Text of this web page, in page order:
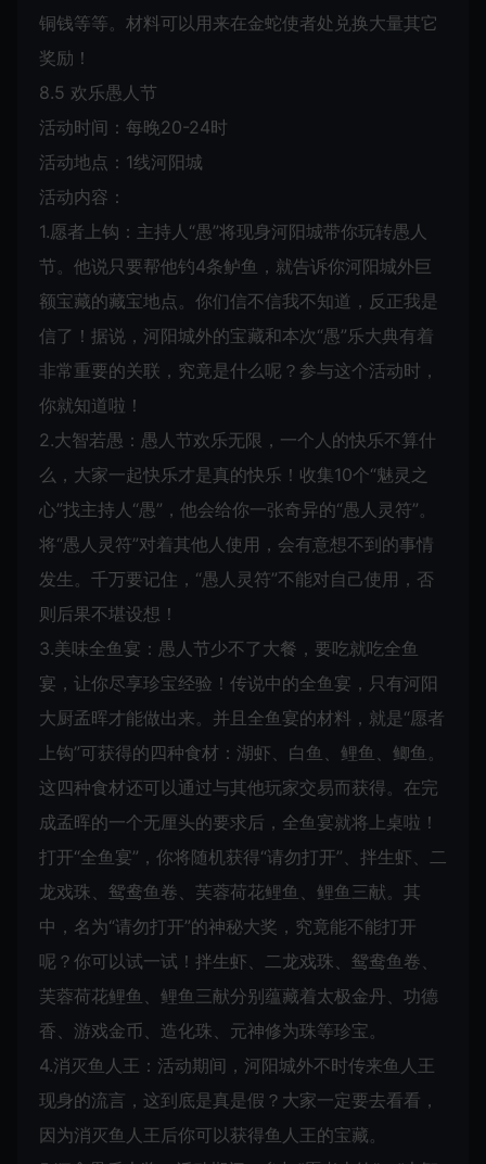
铜钱等等。材料可以用来在金蛇使者处兑换大量其它
奖励！
8.5 欢乐愚人节
活动时间：每晚20-24时
活动地点：1线河阳城
活动内容：
1.愿者上钩：主持人“愚”将现身河阳城带你玩转愚人
节。他说只要帮他钓4条鲈鱼，就告诉你河阳城外巨
额宝藏的藏宝地点。你们信不信我不知道，反正我是
信了！据说，河阳城外的宝藏和本次“愚”乐大典有着
非常重要的关联，究竟是什么呢？参与这个活动时，
你就知道啦！
2.大智若愚：愚人节欢乐无限，一个人的快乐不算什
么，大家一起快乐才是真的快乐！收集10个“魅灵之
心”找主持人“愚”，他会给你一张奇异的“愚人灵符”。
将“愚人灵符”对着其他人使用，会有意想不到的事情
发生。千万要记住，“愚人灵符”不能对自己使用，否
则后果不堪设想！
3.美味全鱼宴：愚人节少不了大餐，要吃就吃全鱼
宴，让你尽享珍宝经验！传说中的全鱼宴，只有河阳
大厨孟晖才能做出来。并且全鱼宴的材料，就是“愿者
上钩”可获得的四种食材：湖虾、白鱼、鲤鱼、鲫鱼。
这四种食材还可以通过与其他玩家交易而获得。在完
成孟晖的一个无厘头的要求后，全鱼宴就将上桌啦！
打开“全鱼宴”，你将随机获得“请勿打开”、拌生虾、二
龙戏珠、鸳鸯鱼卷、芙蓉荷花鲤鱼、鲤鱼三献。其
中，名为“请勿打开”的神秘大奖，究竟能不能打开
呢？你可以试一试！拌生虾、二龙戏珠、鸳鸯鱼卷、
芙蓉荷花鲤鱼、鲤鱼三献分别蕴藏着太极金丹、功德
香、游戏金币、造化珠、元神修为珠等珍宝。
4.消灭鱼人王：活动期间，河阳城外不时传来鱼人王
现身的流言，这到底是真是假？大家一定要去看看，
因为消灭鱼人王后你可以获得鱼人王的宝藏。